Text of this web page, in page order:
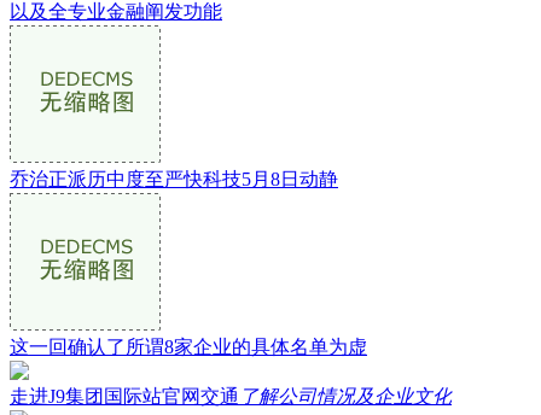
以及全专业金融阐发功能
乔治正派历中度至严快科技5月8日动静
这一回确认了所谓8家企业的具体名单为虚
走进J9集团国际站官网交通 了解公司情况及企业文化